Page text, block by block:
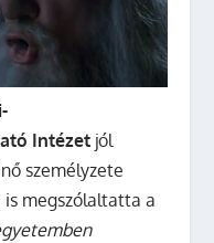
Intézet jól
személyzete
megszólaltatta a